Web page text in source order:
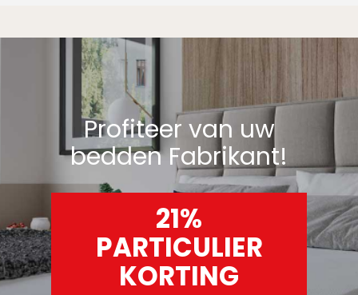
Profiteer van uw
bedden Fabrikant!
21%
PARTICULIER
KORTING